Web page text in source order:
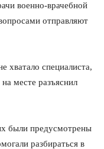
военно-врачебной
отправляют
хватало специалиста,
месте разъяснил
были предусмотрены
разбираться в